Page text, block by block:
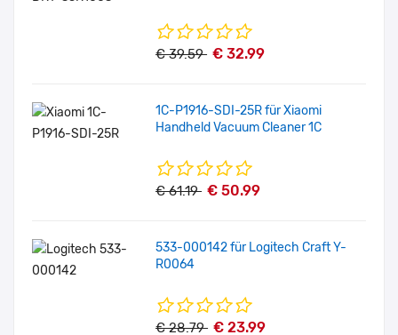
€ 39.59 € 32.99
1C-P1916-SDI-25R für Xiaomi
Handheld Vacuum Cleaner 1C
€ 61.19 € 50.99
533-000142 für Logitech Craft Y-
R0064
€ 28.79 € 23.99